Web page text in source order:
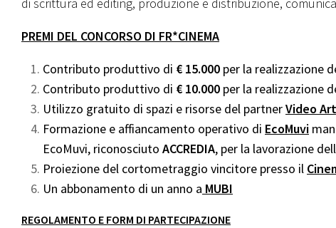
di scrittura ed editing, produzione e distribuzione,
PREMI DEL CONCORSO DI FR*CINEMA
Contributo produttivo di € 15.000 per la realizzazione
Contributo produttivo di € 10.000 per la realizzazione
Utilizzo gratuito di spazi e risorse del partnerVideo
Formazione e affiancamento operativo di EcoMuvi
EcoMuvi, riconosciuto ACCREDIA, per la lavorazione
Proiezione del cortometraggio vincitore presso il
Un abbonamento di un anno a MUBI
REGOLAMENTO E FORM DI PARTECIPAZIONE